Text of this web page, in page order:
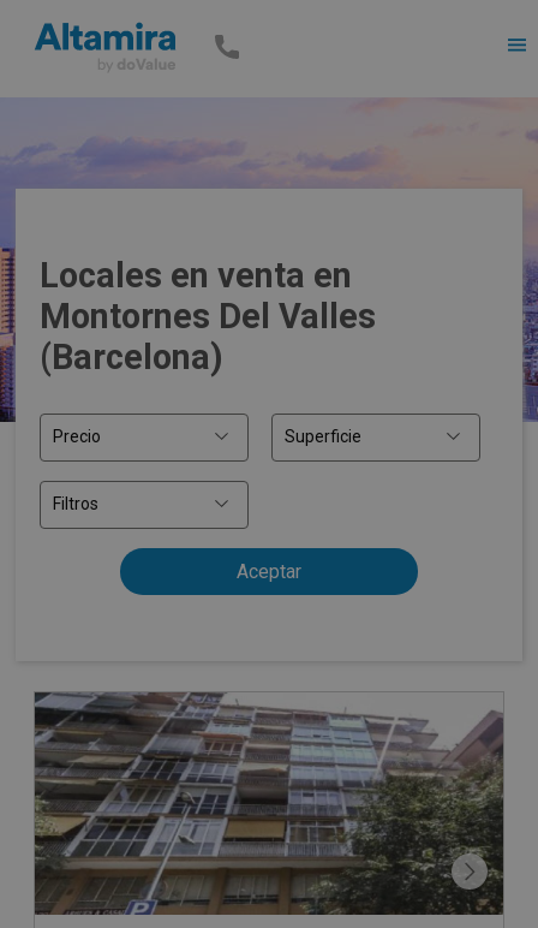
Locales en venta en
Montornes Del Valles
(Barcelona)
Precio Superficie
Filtros
CESIÓN DE REMATE